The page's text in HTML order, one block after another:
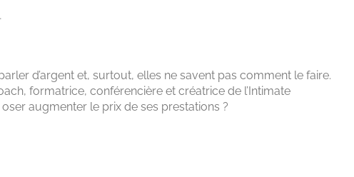
d’argent et, surtout, elles ne savent pas comment le faire.
formatrice, conférencière et créatrice de l’Intimate
augmenter le prix de ses prestations ?